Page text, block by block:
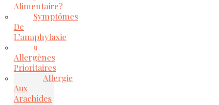
Alimentaire?
Symptômes
De
L’anaphylaxie
9
Allergènes
Prioritaires
Allergie
Aux
Arachides